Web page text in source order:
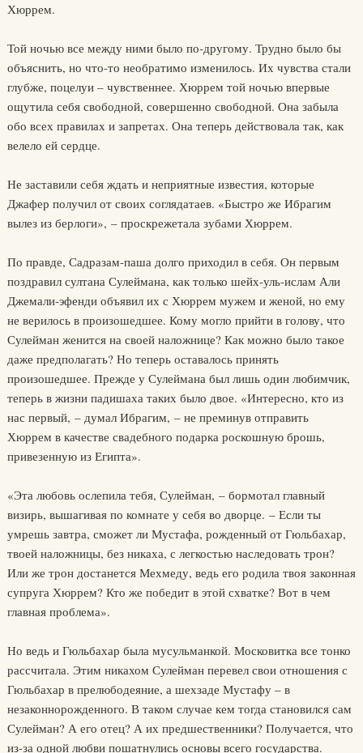
Хюррем.
Той ночью все между ними было по-другому. Трудно было бы
объяснить, но что-то необратимо изменилось. Их чувства стали
глубже, поцелуи – чувственнее. Хюррем той ночью впервые
ощутила себя свободной, совершенно свободной. Она забыла
обо всех правилах и запретах. Она теперь действовала так, как
велело ей сердце.
Не заставили себя ждать и неприятные известия, которые
Джафер получил от своих соглядатаев. «Быстро же Ибрагим
вылез из берлоги», – проскрежетала зубами Хюррем.
По правде, Садразам-паша долго приходил в себя. Он первым
поздравил султана Сулеймана, как только шейх-уль-ислам Али
Джемали-эфенди объявил их с Хюррем мужем и женой, но ему
не верилось в произошедшее. Кому могло прийти в голову, что
Сулейман женится на своей наложнице? Как можно было такое
даже предполагать? Но теперь оставалось принять
произошедшее. Прежде у Сулеймана был лишь один любимчик,
теперь в жизни падишаха таких было двое. «Интересно, кто из
нас первый, – думал Ибрагим, – не преминув отправить
Хюррем в качестве свадебного подарка роскошную брошь,
привезенную из Египта».
«Эта любовь ослепила тебя, Сулейман, – бормотал главный
визирь, вышагивая по комнате у себя во дворце. – Если ты
умрешь завтра, сможет ли Мустафа, рожденный от Гюльбахар,
твоей наложницы, без никаха, с легкостью наследовать трон?
Или же трон достанется Мехмеду, ведь его родила твоя законная
супруга Хюррем? Кто же победит в этой схватке? Вот в чем
главная проблема».
Но ведь и Гюльбахар была мусульманкой. Московитка все тонко
рассчитала. Этим никахом Сулейман перевел свои отношения с
Гюльбахар в прелюбодеяние, а шехзаде Мустафу – в
незаконнорожденного. В таком случае кем тогда становился сам
Сулейман? А его отец? А их предшественники? Получается, что
из-за одной любви пошатнулись основы всего государства.